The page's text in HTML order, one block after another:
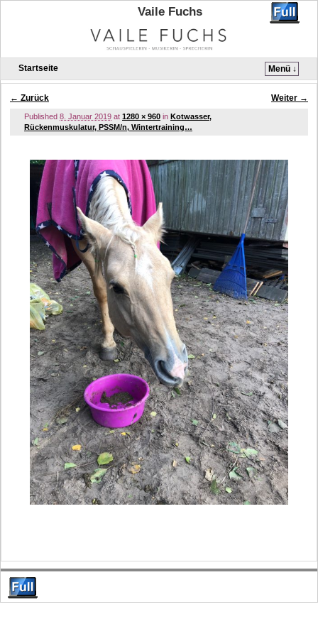
Vaile Fuchs
Startseite
Menü ↓
Zum Inhalt wechseln
Zum sekundären Inhalt wechseln
Bilder-Navigation
← Zurück Weiter →
Published 8. Januar 2019 at 1280 × 960 in Kotwasser,
Rückenmuskulatur, PSSM/n, Wintertraining…